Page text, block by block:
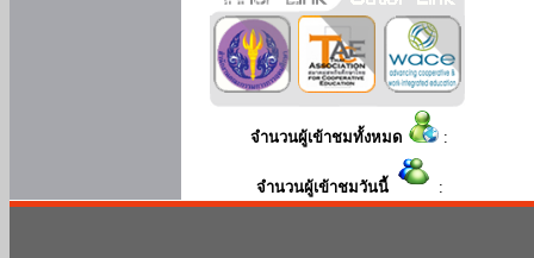
จำนวนผู้เข้าชมทั้งหมด :
จำนวนผู้เข้าชมวันนี้ :